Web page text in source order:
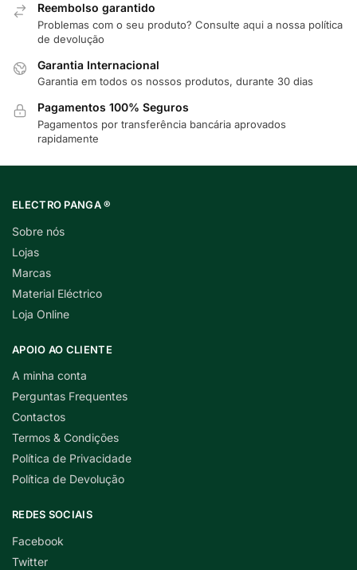
Reembolso garantido
Problemas com o seu produto? Consulte aqui a nossa política
de devolução
Garantia Internacional
Garantia em todos os nossos produtos, durante 30 dias
Pagamentos 100% Seguros
Pagamentos por transferência bancária aprovados
rapidamente
ELECTRO PANGA ®
Sobre nós
Lojas
Marcas
Material Eléctrico
Loja Online
APOIO AO CLIENTE
A minha conta
Perguntas Frequentes
Contactos
Termos & Condições
Política de Privacidade
Política de Devolução
REDES SOCIAIS
Facebook
Twitter